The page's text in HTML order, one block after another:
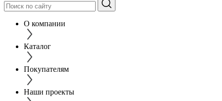
О компании
Каталог
Покупателям
Наши проекты